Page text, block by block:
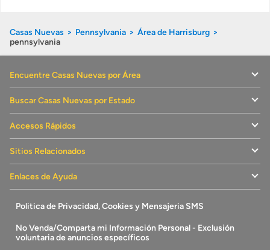
Casas Nuevas Pennsylvania
Área de Harrisburg
pennsylvania
Encuentre Casas Nuevas por Área
Buscar Casas Nuevas por Estado
Accesos Rápidos
Sitios Relacionados
Enlaces de Ayuda
Politica de Privacidad, Cookies y Mensajeria SMS
No Venda/Comparta mi Información Personal - Exclusión
voluntaria de anuncios específicos